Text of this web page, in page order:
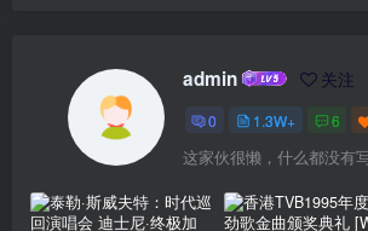
admin 关注
0 1.3W+ 6
这家伙很懒，什么都没有